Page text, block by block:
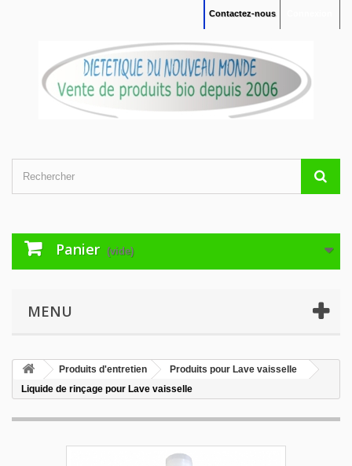
Contactez-nous
Panier (vide)
MENU
Produits d'entretien
Produits pour Lave vaisselle
Liquide de rinçage pour Lave vaisselle